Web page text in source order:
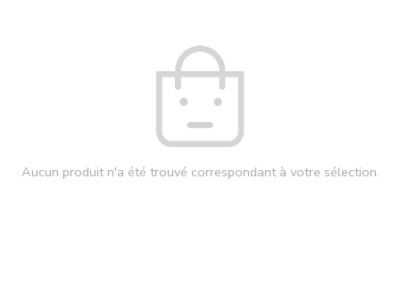
Aucun produit n'a été trouvé correspondant à votre sélection.